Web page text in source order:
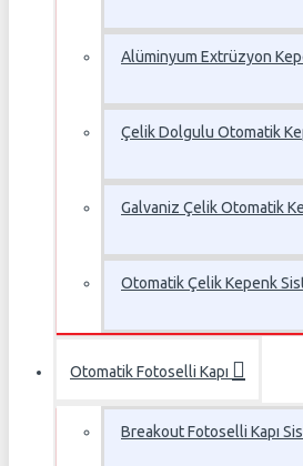
Alüminyum Extrüzyon
Çelik Dolgulu Otomatik
Galvaniz Çelik Otomatik
Otomatik Çelik Kepenk
Otomatik Fotoselli Kapı
Breakout Fotoselli Kapı